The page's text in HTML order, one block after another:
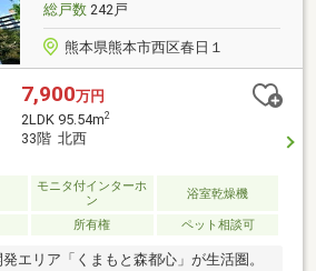
総戸数242戸
熊本県熊本市西区春日１
7,900万円
2LDK 95.54m2
33階 北西
モニタ付インターホ
ン
浴室乾燥機
所有権 ペット相談可
発エリア「くまもと森都心」が生活圏。